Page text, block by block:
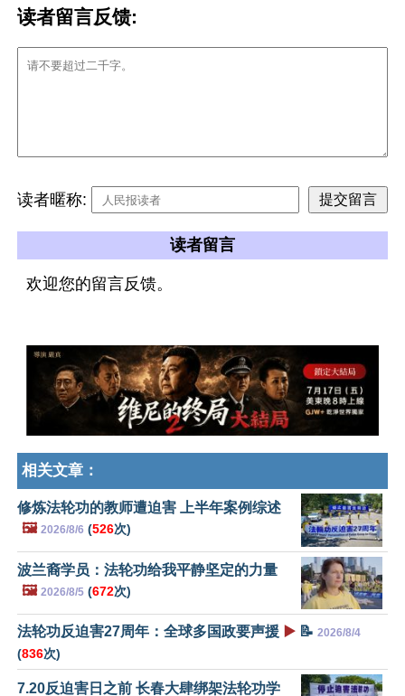
读者留言反馈:
读者暱称:
读者留言
欢迎您的留言反馈。
相关文章：
修炼法轮功的教师遭迫害 上半年案例综述
🖼️ 2026/8/6 (526次)
波兰裔学员：法轮功给我平静坚定的力量
🖼️ 2026/8/5 (672次)
法轮功反迫害27周年：全球多国政要声援 ▶️ 📝 2026/8/4
(836次)
7.20反迫害日之前 长春大肆绑架法轮功学